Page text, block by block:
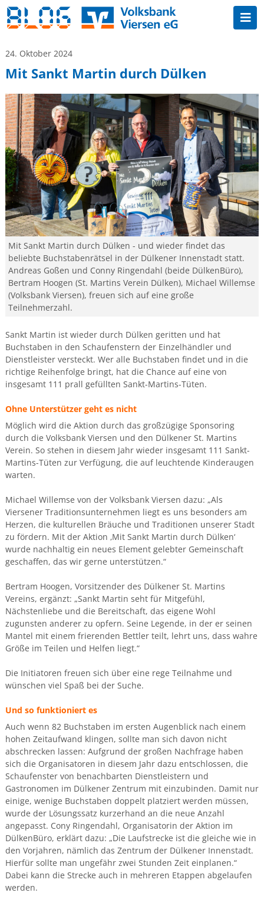
24. Oktober 2024
Mit Sankt Martin durch Dülken
Mit Sankt Martin durch Dülken - und wieder findet das
beliebte Buchstabenrätsel in der Dülkener Innenstadt statt.
Andreas Goßen und Conny Ringendahl (beide DülkenBüro),
Bertram Hoogen (St. Martins Verein Dülken), Michael Willemse
(Volksbank Viersen), freuen sich auf eine große
Teilnehmerzahl.
Sankt Martin ist wieder durch Dülken geritten und hat
Buchstaben in den Schaufenstern der Einzelhändler und
Dienstleister versteckt. Wer alle Buchstaben findet und in die
richtige Reihenfolge bringt, hat die Chance auf eine von
insgesamt 111 prall gefüllten Sankt-Martins-Tüten.
Ohne Unterstützer geht es nicht
Möglich wird die Aktion durch das großzügige Sponsoring
durch die Volksbank Viersen und den Dülkener St. Martins
Verein. So stehen in diesem Jahr wieder insgesamt 111 Sankt-
Martins-Tüten zur Verfügung, die auf leuchtende Kinderaugen
warten.
Michael Willemse von der Volksbank Viersen dazu: „Als
Viersener Traditionsunternehmen liegt es uns besonders am
Herzen, die kulturellen Bräuche und Traditionen unserer Stadt
zu fördern. Mit der Aktion ‚Mit Sankt Martin durch Dülken‘
wurde nachhaltig ein neues Element gelebter Gemeinschaft
geschaffen, das wir gerne unterstützen.“
Bertram Hoogen, Vorsitzender des Dülkener St. Martins
Vereins, ergänzt: „Sankt Martin seht für Mitgefühl,
Nächstenliebe und die Bereitschaft, das eigene Wohl
zugunsten anderer zu opfern. Seine Legende, in der er seinen
Mantel mit einem frierenden Bettler teilt, lehrt uns, dass wahre
Größe im Teilen und Helfen liegt.“
Die Initiatoren freuen sich über eine rege Teilnahme und
wünschen viel Spaß bei der Suche.
Und so funktioniert es
Auch wenn 82 Buchstaben im ersten Augenblick nach einem
hohen Zeitaufwand klingen, sollte man sich davon nicht
abschrecken lassen: Aufgrund der großen Nachfrage haben
sich die Organisatoren in diesem Jahr dazu entschlossen, die
Schaufenster von benachbarten Dienstleistern und
Gastronomen im Dülkener Zentrum mit einzubinden. Damit nur
einige, wenige Buchstaben doppelt platziert werden müssen,
wurde der Lösungssatz kurzerhand an die neue Anzahl
angepasst. Cony Ringendahl, Organisatorin der Aktion im
DülkenBüro, erklärt dazu: „Die Laufstrecke ist die gleiche wie in
den Vorjahren, nämlich das Zentrum der Dülkener Innenstadt.
Hierfür sollte man ungefähr zwei Stunden Zeit einplanen.“
Dabei kann die Strecke auch in mehreren Etappen abgelaufen
werden.